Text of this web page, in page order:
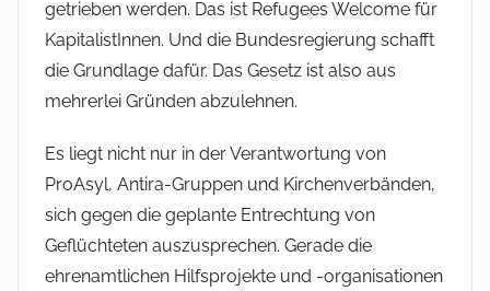
getrieben werden. Das ist Refugees Welcome für
KapitalistInnen. Und die Bundesregierung schafft
die Grundlage dafür. Das Gesetz ist also aus
mehrerlei Gründen abzulehnen.
Es liegt nicht nur in der Verantwortung von
ProAsyl, Antira-Gruppen und Kirchenverbänden,
sich gegen die geplante Entrechtung von
Geflüchteten auszusprechen. Gerade die
ehrenamtlichen Hilfsprojekte und -organisationen